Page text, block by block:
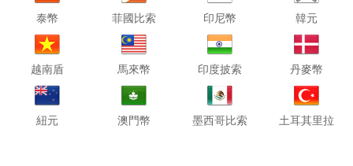
泰幣 菲國比索 印尼幣 韓元
越南盾 馬來幣 印度披索 丹麥幣
紐元 澳門幣 墨西哥比索 土耳其里拉